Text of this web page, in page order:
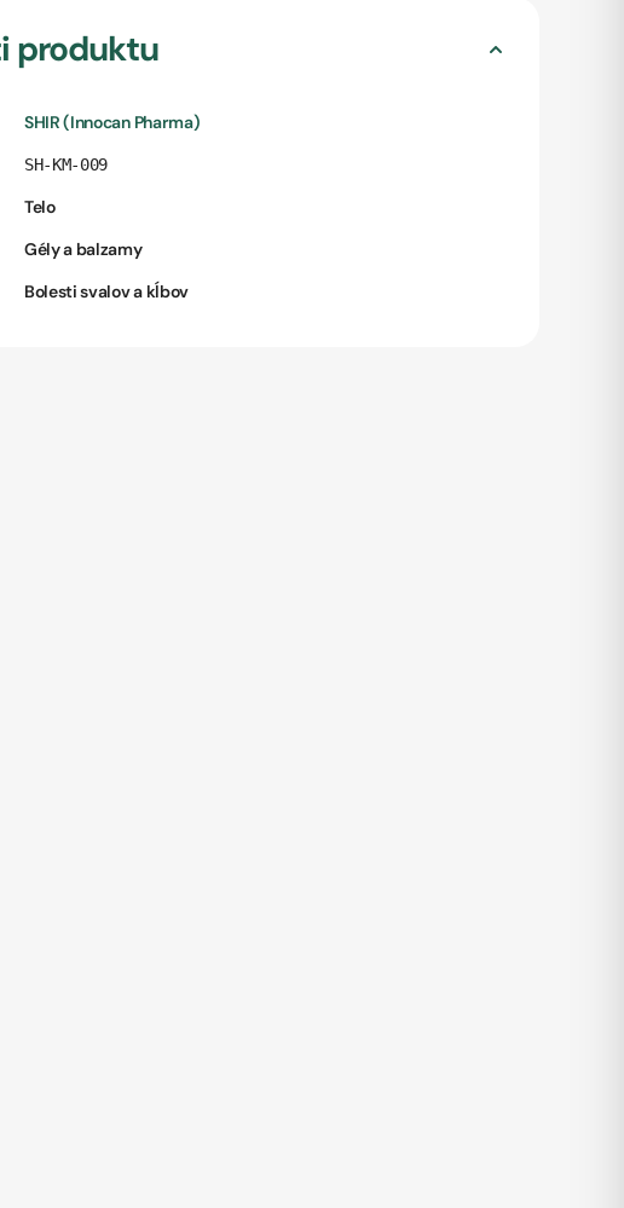
produktu
SHIR (Innocan Pharma)
SH-KM-009
Telo
Gély a balzamy
Bolesti svalov a kĺbov